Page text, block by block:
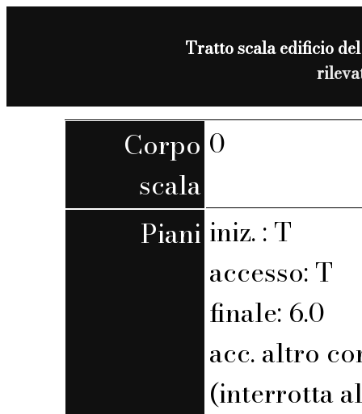
Tratto scala edificio
Corpo
scala
0
Piani iniz. : T
accesso: T
finale: 6.0
acc. altro
(interrotta